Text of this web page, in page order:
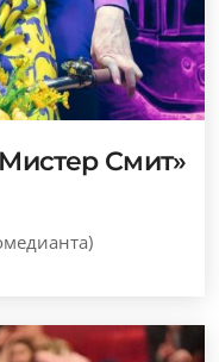
Смит»